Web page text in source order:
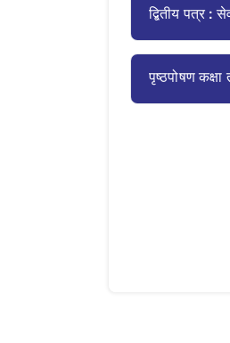
द्बितीय पत्र :
पृष्ठपोषण